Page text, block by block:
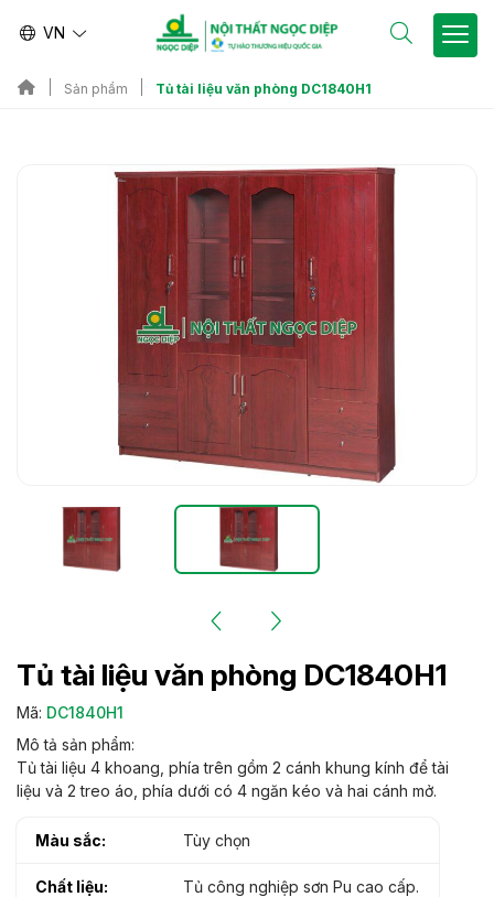
VN
Sản phẩm Tủ tài liệu văn phòng DC1840H1
Tủ tài liệu văn phòng DC1840H1
Mã: DC1840H1
Mô tả sản phẩm:
Tủ tài liệu 4 khoang, phía trên gồm 2 cánh khung kính để tài
liệu và 2 treo áo, phía dưới có 4 ngăn kéo và hai cánh mở.
Màu sắc: Tùy chọn
Chất liệu: Tủ công nghiệp sơn Pu cao cấp.